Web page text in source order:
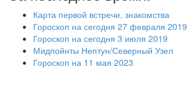
Карта первой встречи, знакомства
Гороскоп на сегодня 27 февраля 2019
Гороскоп на сегодня 3 июля 2019
Мидпойнты Нептун/Северный Узел
Гороскоп на 11 мая 2023